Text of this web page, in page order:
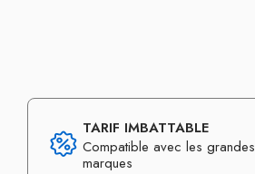
TARIF IMBATTABLE
Compatible avec les grandes
marques